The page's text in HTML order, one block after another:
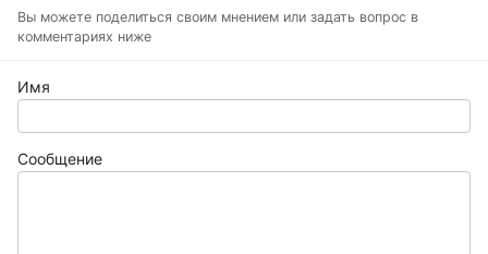
Вы можете поделиться своим мнением или задать вопрос в
комментариях ниже
Имя
Сообщение